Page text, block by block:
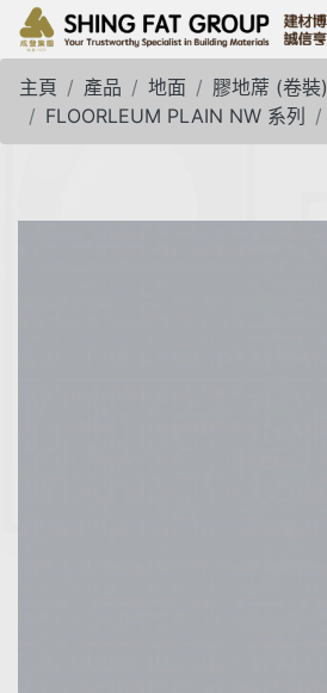
主頁 產品 地面
膠地蓆 (卷裝)
FLOORLEUM PLAIN NW 系列